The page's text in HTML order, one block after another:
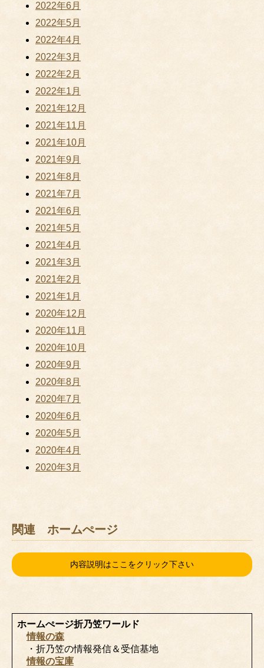
2022年6月
2022年5月
2022年4月
2022年3月
2022年2月
2022年1月
2021年12月
2021年11月
2021年10月
2021年9月
2021年8月
2021年7月
2021年6月
2021年5月
2021年4月
2021年3月
2021年2月
2021年1月
2020年12月
2020年11月
2020年10月
2020年9月
2020年8月
2020年7月
2020年6月
2020年5月
2020年4月
2020年3月
関連 ホームぺージ
内容説明はここをクリック下さい
ホームぺージ折乃笠ワールド
情報の森
・折乃笠の情報発信＆受信基地
情報の宝庫